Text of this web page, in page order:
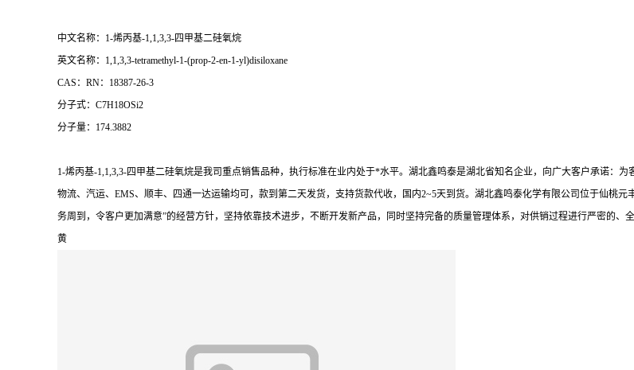
中文名称：1-烯丙基-1,1,3,3-四甲基二硅氧烷
英文名称：1,1,3,3-tetramethyl-1-(prop-2-en-1-yl)disiloxane
CAS：RN：18387-26-3
分子式：C7H18OSi2
分子量：174.3882
1-烯丙基-1,1,3,3-四甲基二硅氧烷是我司重点销售品种，执行标准在业内处于*水平。湖北鑫鸣泰是湖北省知名企业，向广大客户承诺：
物流、汽运、EMS、顺丰、四通一达运输均可，款到第二天发货，支持货款代收，国内2~5天到货。湖北鑫鸣泰化学有限公司位于仙桃
务周到，令客户更加满意”的经营方针，坚持依靠技术进步，不断开发新产品，同时坚持完备的质量管理体系，对供销过程进行严密的、
黄